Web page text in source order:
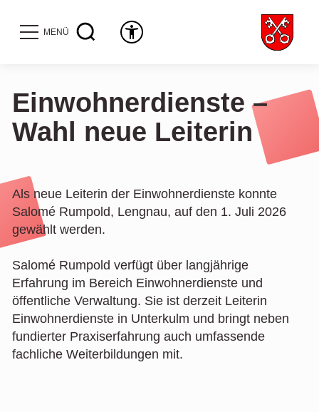
MENÜ
Einwohnerdienste –
Wahl neue Leiterin
Als neue Leiterin der Einwohnerdienste konnte
Salomé Rumpold, Lengnau, auf den 1. Juli 2026
gewählt werden.
Salomé Rumpold verfügt über langjährige
Erfahrung im Bereich Einwohnerdienste und
öffentliche Verwaltung. Sie ist derzeit Leiterin
Einwohnerdienste in Unterkulm und bringt neben
fundierter Praxiserfahrung auch umfassende
fachliche Weiterbildungen mit.